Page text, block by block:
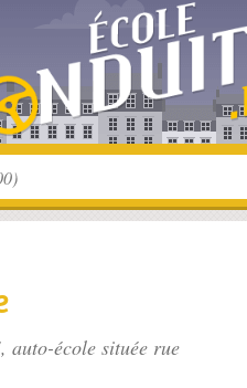
auto-école située rue